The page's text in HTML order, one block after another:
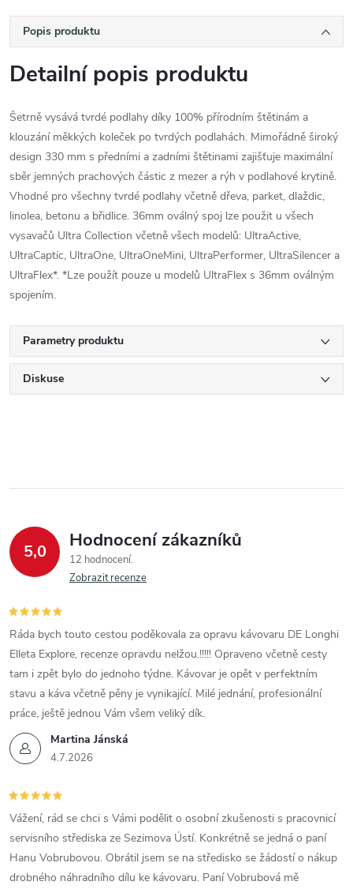
Popis produktu
Detailní popis produktu
Šetrně vysává tvrdé podlahy díky 100% přírodním štětinám a
klouzání měkkých koleček po tvrdých podlahách. Mimořádně široký
design 330 mm s předními a zadními štětinami zajišťuje maximální
sběr jemných prachových částic z mezer a rýh v podlahové krytině.
Vhodné pro všechny tvrdé podlahy včetně dřeva, parket, dlaždic,
linolea, betonu a břidlice. 36mm oválný spoj lze použit u všech
vysavačů Ultra Collection včetně všech modelů: UltraActive,
UltraCaptic, UltraOne, UltraOneMini, UltraPerformer, UltraSilencer a
UltraFlex*. *Lze použít pouze u modelů UltraFlex s 36mm oválným
spojením.
Parametry produktu
Diskuse
5,0 Hodnocení zákazníků
12 hodnocení
Zobrazit recenze
Martina Jánská
4.7.2026
Ráda bych touto cestou poděkovala za opravu kávovaru DE Longhi
Elleta Explore, recenze opravdu nelžou.!!!!! Opraveno včetně cesty
tam i zpět bylo do jednoho týdne. Kávovar je opět v perfektním
stavu a káva včetně pěny je vynikající. Milé jednání, profesionální
práce, ještě jednou Vám všem veliký dík.
Vážení, rád se chci s Vámi podělit o osobní zkušenosti s pracovnicí
servisního střediska ze Sezimova Ústí. Konkrétně se jedná o paní
Hanu Vobrubovou. Obrátil jsem se na středisko se žádostí o nákup
drobného náhradního dílu ke kávovaru. Paní Vobrubová mě